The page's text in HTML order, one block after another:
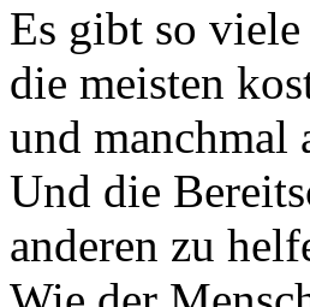
Es gibt so
die meisten
und manchmal
Und die
anderen zu